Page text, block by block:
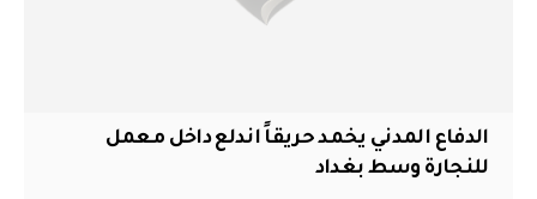
الدفاع المدني يخمد حريقاً اندلع داخل معمل
للنجارة وسط بغداد